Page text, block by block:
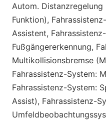
Autom.
Funktion),
Assistent,
Fußgängererkennung,
Multikollisionsbremse
Fahrassistenz-System:
Fahrassistenz-System:
Assist), Fahrassistenz-